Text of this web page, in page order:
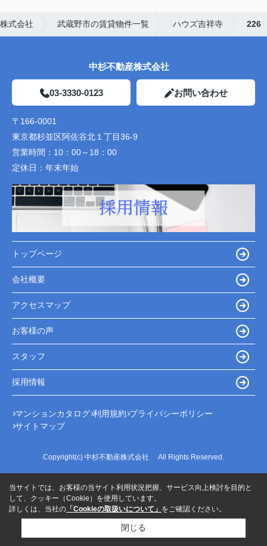
式会社 武蔵野市の賃貸物件一覧 ハウズ吉祥寺 226
中杉不動産株式会社
03-3330-0123 お問い合わせ
〒166-0001
東京都杉並区阿佐谷北１丁目36-9
営業時間： 10：00～18：00
定休日： 年末年始
トップページ
会社概要
アクセスマップ
お客様の声
スタッフ
採用情報
マンションカタログ 利用規約 プライバシーポリシー
サイトマップ
Copyright(c) 中杉不動産株式会社 All Rights Reserved.
当サイトでは、お客様の当サイト利用状況把握、サービス向上検討を目的と
して、クッキー（Cookie）を使用しています。
詳しくは、当社の 「Cookieの取扱いについて」 をご確認ください。
閉じる